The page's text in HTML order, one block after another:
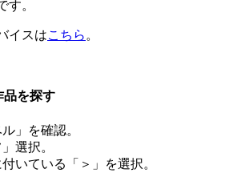
す。
イスはこちら 。
品を探す
」を確認。
選択。
いている「＞」を選択。